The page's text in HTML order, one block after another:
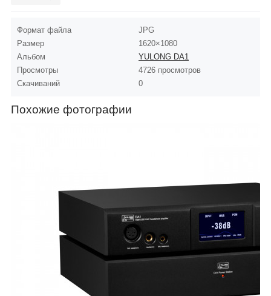
Формат файла
JPG
Размер
1620×1080
Альбом
YULONG DA1
Просмотры
4726 просмотров
Скачиваний
0
Похожие фотографии